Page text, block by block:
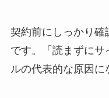
契約前にしっかり
です。「読まずに
ルの代表的な原因に